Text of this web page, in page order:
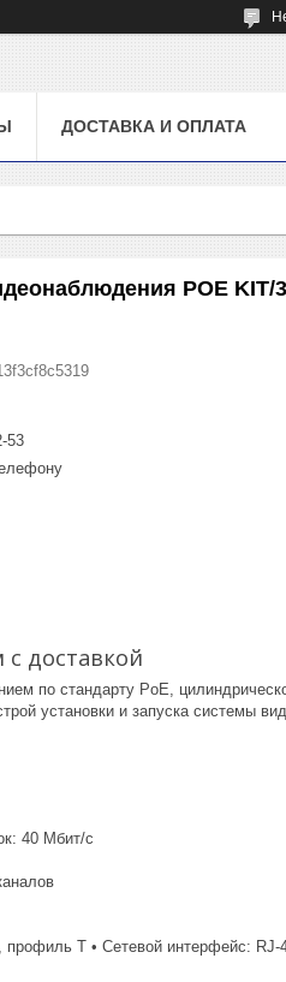
ДОСТАВКА И ОПЛАТА
РОЕ KIT/
53
доставкой
по стандарту PoE,
установки и запуска системы
40 Мбит/с
T • Сетевой интерфейс: RJ-